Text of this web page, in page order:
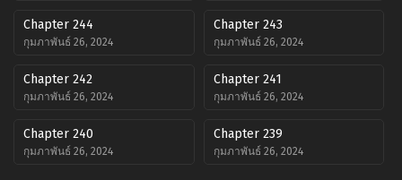
Chapter 244
กุมภาพันธ์ 26, 2024
Chapter 243
กุมภาพันธ์ 26, 2024
Chapter 242
กุมภาพันธ์ 26, 2024
Chapter 241
กุมภาพันธ์ 26, 2024
Chapter 240
กุมภาพันธ์ 26, 2024
Chapter 239
กุมภาพันธ์ 26, 2024